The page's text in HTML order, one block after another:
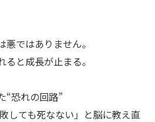
ではありません。
と成長が止まる。
“恐れの回路”
しても死なない」と脳に教え直